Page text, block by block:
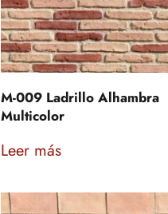
M-009 Ladrillo Alhambra
Multicolor
Leer más